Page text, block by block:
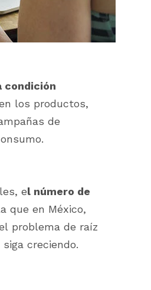
condición
los productos,
de
el número de
que en México,
problema de raíz
creciendo.